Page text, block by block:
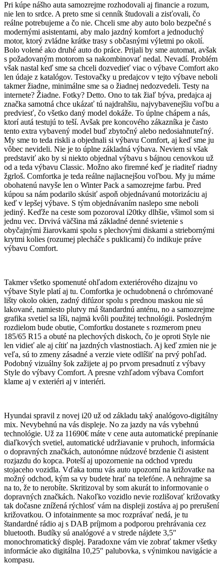
Pri kúpe nášho auta samozrejme rozhodovali aj financie a rozum,
nie len to srdce. A preto sme si cenník študovali a zisťovali, čo
reálne potrebujeme a čo nie. Chceli sme aby auto bolo bezpečné s
modernými asistentami, aby malo jazdný komfort a jednoduchý
motor, ktorý zvládne krátke trasy s občasnými výletmi po okolí.
Bolo volené ako druhé auto do práce. Prijali by sme automat, avšak
s požadovaným motorom sa nakombinovať nedal. Nevadí. Problém
však nastal keď sme sa chceli dozvedieť viac o výbave Comfort ako
len údaje z katalógov. Testovačky u predajcov v tejto výbave neboli
takmer žiadne, minimálne sme sa o žiadnej nedozvedeli. Testy na
internete? Žiadne. Fotky? Detto. Ono to tak žiaľ býva, predajca aj
značka samotná chce ukázať tú najdrahšiu, najvybavenejšiu voľbu a
predviesť, čo všetko daný model dokáže. To úplne chápem a nás,
ktorí autá testujú to teší. Avšak pre koncového zákazníka je často
tento extra vybavený model buď zbytočný alebo nedosiahnuteľný.
My sme to teda riskli a objednali si výbavu Comfort, aj keď sme ju
vôbec nevideli. Nie je to úplne základná výbava. Neviem si však
predstaviť ako by si niekto objednal výbavu s bájnou cenovkou už
od a teda výbavu Classic. Možno ako firemné keď je riaditeľ riadny
žgrloš. Comfortka je teda reálne najlacnejšou voľbou. My ju máme
obohatenú navyše len o Winter Pack a samozrejme farbu. Pred
kúpou sa nám podarilo skúsiť aspoň objednávanú motorizáciu aj
keď v lepšej výbave. S tým objednávaním naslepo sme neboli
jediný. Keďže na ceste som pozoroval i20tky dlhšie, všimol som si
jednu vec. Drvivá väčšina má základné denné svietenie s
obyčajnými žiarovkami spolu s plechovými diskami a striebornými
krytmi kolies (rozumej plecháče s puklicami) čo indikuje práve
výbavu Comfort.
Takmer všetko spomenuté ohľadom exteriérového dizajnu vo
výbave Style platí aj tu. Comfortka je ochudobnená o chrómované
lišty okolo okien, zadný difúzor spolu s prednou maskou nie sú
lakované, namiesto plutvy má štandardnú anténu, no a samozrejme
grafika svetiel sa líši, najmä kvôli použitej technológii. Posledným
rozdielom bude obutie, Comfortku dostanete s rozmerom pneu
185/65 R15 a obuté na plechových diskoch, čo je oproti Style nie
len vidieť ale aj cítiť na jazdných vlastnostiach. Aj keď zmien nie je
veľa, sú to zmeny zásadné a verzie viete odlíšiť na prvý pohľad.
Podobný vizuálny šok zažijete aj po prvom presadnutí z výbavy
Style do výbavy Comfort. A presne vzhľadom výbava Comfort
klame aj v exteriéri aj v interiéri.
Hyundai spravil z novej i20 už od základu taký analógovo-digitálny
mix. Nevybehnú na vás displeje. No za jazdy na vás vybehnú
technológie. Už za 11690€ máte v cene auta automatické prepínanie
diaľkových svetiel, automatické udržiavanie v pruhoch, informácia
o dopravných značkách, autonómne núdzové brzdenie či asistent
rozjazdu do kopca. Poteší aj upozornenie na odchod vpredu
stojaceho vozidla. Vďaka tomu vás auto upozorní na križovatke na
možný odchod, kým sa vy budete hrať na telefóne. A nehrajme sa
na to, že to nerobíte. Skritizoval by som akurát to informovanie o
dopravných značkách. Nakoľko vozidlo nevie rozlišovať križovatky
tak dočasne znížená rýchlosť vám na displeji zostáva aj po prerušení
križovatkou. O infotainmente sa moc rozprávať nedá, je tu
štandardné rádio aj s DAB príjmom a podporou prehrávania cez
bluetooth. Budíky sú analógové a v strede nájdete 3,5″
monochromatický displej. Paradoxne vám vie zobrať takmer všetky
informácie ako digitálna 10,25″ palubovka, s výnimkou navigácie a
kompasu.